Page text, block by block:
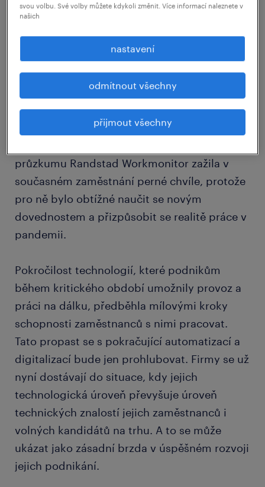
průzkumu Randstad Workmonitor zažila v
současném zaměstnání perné chvíle, protože
pro ně bylo obtížné naučit se novým
dovednostem a přizpůsobit se realitě práce v
pandemii.
Pokročilost technologií, které podnikům
během kritického období umožnily provoz a
práci na dálku, předběhla mílovými kroky
schopnosti zaměstnanců s nimi pracovat.
Tato propast se s pokračující automatizací a
digitalizací bude jen prohlubovat. Firmy se už
nyní dostávají do situace, kdy jejich
technologická úroveň převyšuje úroveň
technických znalostí jejich zaměstnanců i
volných kandidátů na trhu. A to se může
ukázat jako zásadní brzda v úspěšném rozvoji
jejich podnikání.
svou volbu. Své volby můžete kdykoli změnit. Více informací naleznete v
našich
nastavení
odmítnout všechny
přijmout všechny